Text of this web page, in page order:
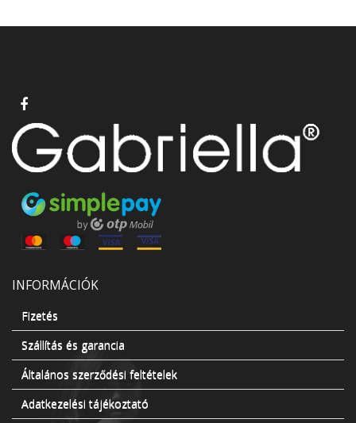
INFORMÁCIÓK
Fizetés
Szállítás és garancia
Általános szerződési feltételek
Adatkezelési tájékoztató